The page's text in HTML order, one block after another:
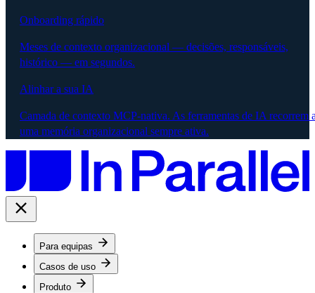
Onboarding rápido
Meses de contexto organizacional — decisões, responsáveis,
histórico — em segundos.
Alinhar a sua IA
Camada de contexto MCP-nativa. As ferramentas de IA recorrem
uma memória organizacional sempre ativa.
Para equipas
Casos de uso
Produto